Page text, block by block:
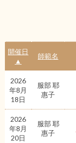
開催日
▲
師範名
2026
年8月
18日
服部 耶
惠子
2026
年8月
20日
服部 耶
惠子